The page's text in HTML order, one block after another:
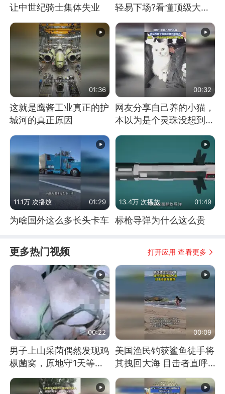
让中世纪骑士集体失业
轻易下场?看懂顶级大国
谋略
01:36
这就是鹰酱工业真正的护
城河的真正原因
00:32
网友分享自己养的小猫，
本以为是个灵珠没想到是
11.1万 次播放 01:29
为啥国外这么多长头卡车
13.4万 次播放 01:49
标枪导弹为什么这么贵
更多热门视频 打开应用 查看更多
00:22
男子上山采菌偶然发现鸡
枞菌窝，原地守1天等它
长大：挖了140多朵
00:09
美国渔民钓获鲨鱼徒手将
其拽回大海 目击者直呼
震惊 （视频来源：参考
消息）